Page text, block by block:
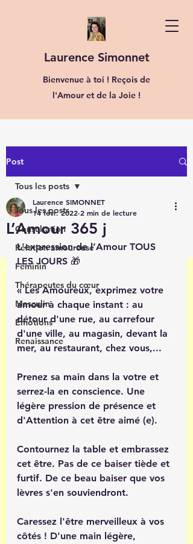
Laurence Simonnet
Bienvenue à toi ! Reçois de
l'Amour et de la Joie !
Post
Tous les posts
Consultation
Relation amoureuse
Féminin
Thérapeutes du cœur
Masculin
Émotions
Renaissance
Tous les posts
L’Amour 365 j
Laurence SIMONNET
14 févr. 2022 2 min de lecture
L'expression de l’Amour TOUS
LES JOURS 🎁
« Les Amoureux, exprimez votre
amour à chaque instant : au
détour d'une rue, au carrefour
d'une ville, au magasin, devant la
mer, au restaurant, chez vous,...
Prenez sa main dans la votre et
serrez-la en conscience. Une
légère pression de présence et
d'Attention à cet être aimé (e).
Contournez la table et embrassez
cet être. Pas de ce baiser tiède et
furtif. De ce beau baiser que vos
lèvres s'en souviendront.
Caressez l'être merveilleux à vos
côtés ! D'une main légère,